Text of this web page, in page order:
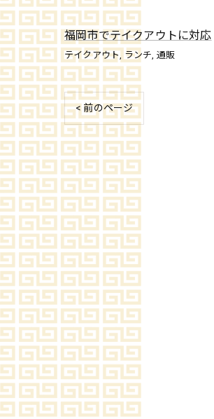
福岡市でテイクアウトに対応
テイクアウト ランチ 通販
< 前のページ